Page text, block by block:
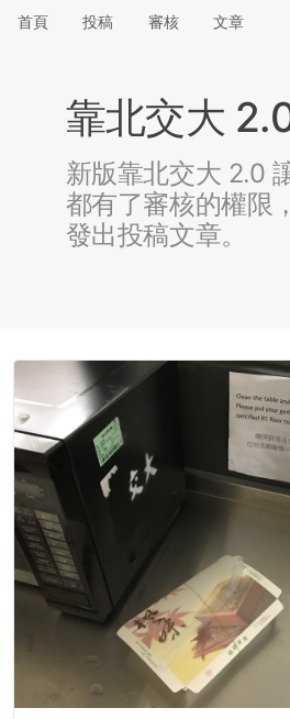
首頁 投稿 審核 文章
靠北交大
新版靠北交大 2.0
都有了審核的權限
發出投稿文章。